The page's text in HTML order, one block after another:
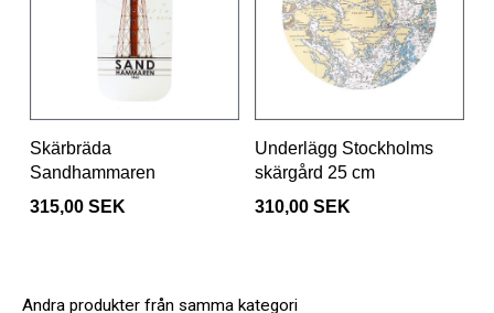
Skärbräda
Sandhammaren
315,00 SEK
Underlägg Stockholms
skärgård 25 cm
310,00 SEK
Andra produkter från samma kategori